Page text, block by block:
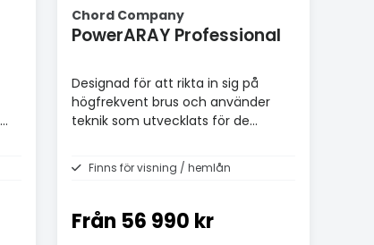
Chord Company
PowerARAY Professional
Designad för att rikta in sig på
högfrekvent brus och använder
teknik som utvecklats för de
GroundARAY-produkterna.
Finns för visning / hemlån
Från 56 990 kr